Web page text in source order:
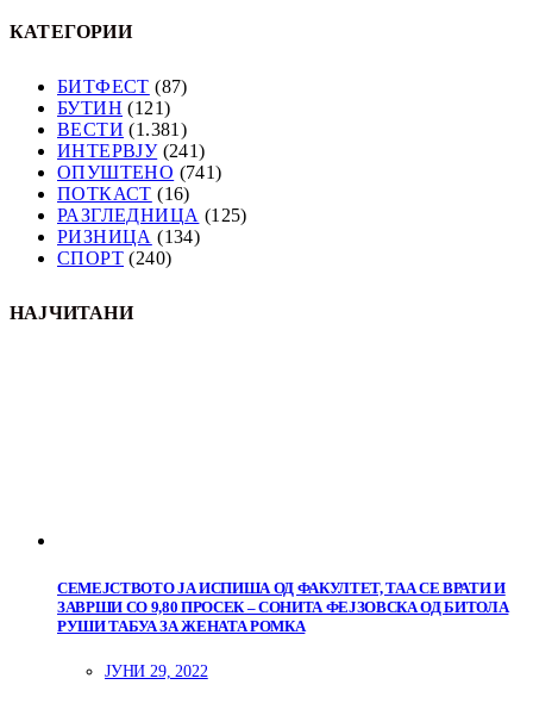
КАТЕГОРИИ
БИТФЕСТ (87)
БУТИН (121)
ВЕСТИ (1.381)
ИНТЕРВЈУ(241)
ОПУШТЕНО (741)
ПОТКАСТ (16)
РАЗГЛЕДНИЦА (125)
РИЗНИЦА (134)
СПОРТ (240)
НАЈЧИТАНИ
СЕМЕЈСТВОТО ЈА ИСПИША ОД ФАКУЛТЕТ, ТАА СЕ ВРАТИ И
ЗАВРШИ СО 9,80 ПРОСЕК – СОНИТА ФЕЈЗОВСКА ОД БИТОЛА
РУШИ ТАБУА ЗА ЖЕНАТА РОМКА
ЈУНИ 29, 2022